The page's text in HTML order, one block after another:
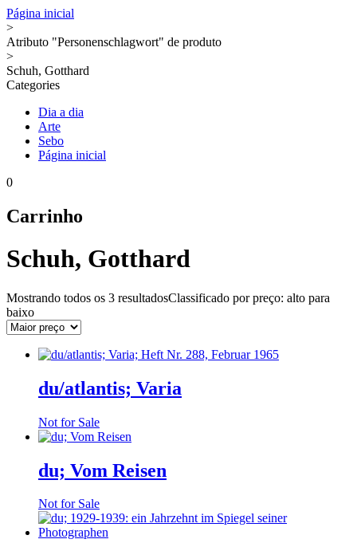
Página inicial
>
Atributo "Personenschlagwort" de produto
>
Schuh, Gotthard
Categories
Dia a dia
Arte
Sebo
Página inicial
0
Carrinho
Schuh, Gotthard
Mostrando todos os 3 resultadosClassificado por preço: alto para
baixo
du/atlantis; Varia
Not for Sale
du; Vom Reisen
Not for Sale